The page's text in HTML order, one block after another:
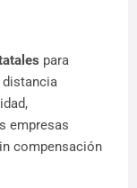
para
empresas
compensación